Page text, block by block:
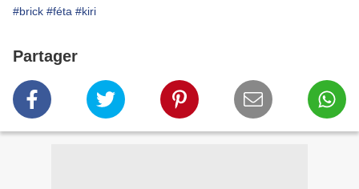
#brick #féta #kiri
Partager